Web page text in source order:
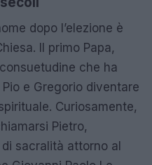
dopo l’elezione è
Il primo Papa,
che ha
e Gregorio diventare
Curiosamente,
Pietro,
sacralità attorno al